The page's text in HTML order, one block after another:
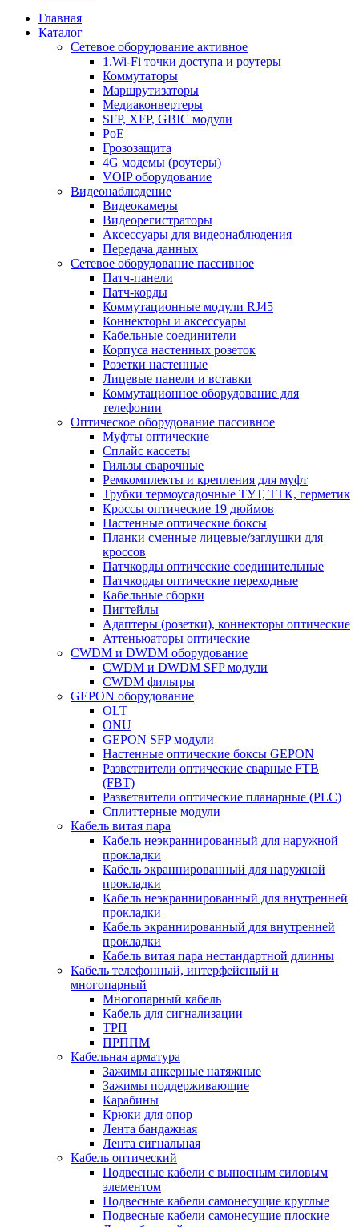
Главная
Каталог
Сетевое оборудование активное
1.Wi-Fi точки доступа и роутеры
Коммутаторы
Маршрутизаторы
Медиаконвертеры
SFP, XFP, GBIC модули
PoE
Грозозащита
4G модемы (роутеры)
VOIP оборудование
Видеонаблюдение
Видеокамеры
Видеорегистраторы
Аксессуары для видеонаблюдения
Передача данных
Сетевое оборудование пассивное
Патч-панели
Патч-корды
Коммутационные модули RJ45
Коннекторы и аксессуары
Кабельные соединители
Корпуса настенных розеток
Розетки настенные
Лицевые панели и вставки
Коммутационное оборудование для
телефонии
Оптическое оборудование пассивное
Муфты оптические
Сплайс кассеты
Гильзы сварочные
Ремкомплекты и крепления для муфт
Трубки термоусадочные ТУТ, ТТК, герметик
Кроссы оптические 19 дюймов
Настенные оптические боксы
Планки сменные лицевые/заглушки для
кроссов
Патчкорды оптические соединительные
Патчкорды оптические переходные
Кабельные сборки
Пигтейлы
Адаптеры (розетки), коннекторы оптические
Аттеньюаторы оптические
CWDM и DWDM оборудование
CWDM и DWDM SFP модули
CWDM фильтры
GEPON оборудование
OLT
ONU
GEPON SFP модули
Настенные оптические боксы GEPON
Разветвители оптические сварные FTB
(FBT)
Разветвители оптические планарные (PLC)
Сплиттерные модули
Кабель витая пара
Кабель неэкраннированный для наружной
прокладки
Кабель экраннированный для наружной
прокладки
Кабель неэкраннированный для внутренней
прокладки
Кабель экраннированный для внутренней
прокладки
Кабель витая пара нестандартной длинны
Кабель телефонный, интерфейсный и
многопарный
Многопарный кабель
Кабель для сигнализации
ТРП
ПРППМ
Кабельная арматура
Зажимы анкерные натяжные
Зажимы поддерживающие
Карабины
Крюки для опор
Лента бандажная
Лента сигнальная
Кабель оптический
Подвесные кабели с выносным силовым
элементом
Подвесные кабели самонесущие круглые
Подвесные кабели самонесущие плоские